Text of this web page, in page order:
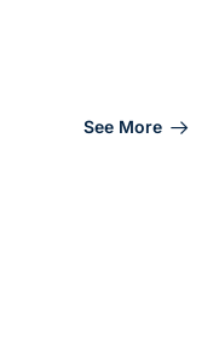
See More